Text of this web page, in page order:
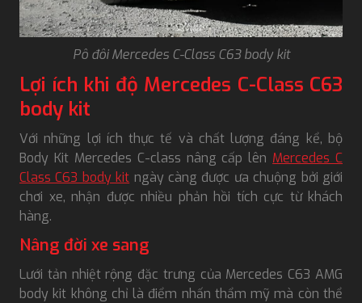
Pô đôi Mercedes C-Class C63 body kit
Lợi ích khi độ Mercedes C-Class C63
body kit
Với những lợi ích thực tế và chất lượng đáng kể, bộ
Body Kit Mercedes C-class nâng cấp lên Mercedes C
Class C63 body kit ngày càng được ưa chuộng bởi giới
chơi xe, nhận được nhiều phản hồi tích cực từ khách
hàng.
Nâng đời xe sang
Lưới tản nhiệt rộng đặc trưng của Mercedes C63 AMG
body kit không chỉ là điểm nhấn thẩm mỹ mà còn thể